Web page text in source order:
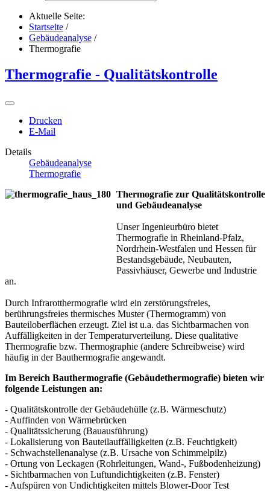
Aktuelle Seite:
Startseite /
Gebäudeanalyse /
Thermografie
Thermografie - Qualitätskontrolle
Drucken
E-Mail
Details
Gebäudeanalyse
Thermografie
Thermografie zur Qualitätskontrolle
und Gebäudeanalyse
Unser Ingenieurbüro bietet
Thermografie in Rheinland-Pfalz,
Nordrhein-Westfalen und Hessen für
Bestandsgebäude, Neubauten,
Passivhäuser, Gewerbe und Industrie
an.
Durch Infrarotthermografie wird ein zerstörungsfreies,
berührungsfreies thermisches Muster (Thermogramm) von
Bauteiloberflächen erzeugt. Ziel ist u.a. das Sichtbarmachen von
Auffälligkeiten in der Temperaturverteilung. Diese qualitative
Thermografie bzw. Thermographie (andere Schreibweise) wird
häufig in der Bauthermografie angewandt.
Im Bereich Bauthermografie (Gebäudethermografie) bieten wir
folgende Leistungen an:
- Qualitätskontrolle der Gebäudehülle (z.B. Wärmeschutz)
- Auffinden von Wärmebrücken
- Qualitätssicherung (Bauausführung)
- Lokalisierung von Bauteilauffälligkeiten (z.B. Feuchtigkeit)
- Schwachstellenanalyse (z.B. Ursache von Schimmelpilz)
- Ortung von Leckagen (Rohrleitungen, Wand-, Fußbodenheizung)
- Sichtbarmachen von Luftundichtigkeiten (z.B. Fenster)
- Aufspüren von Undichtigkeiten mittels Blower-Door Test